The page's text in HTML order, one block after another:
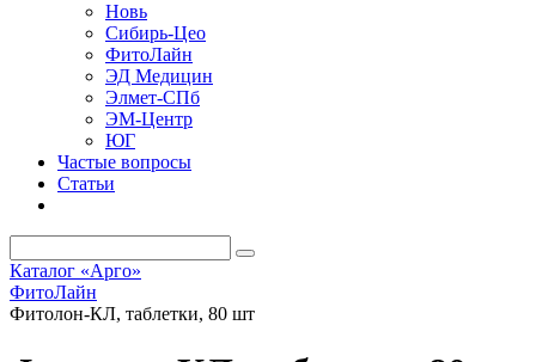
Новь
Сибирь-Цео
ФитоЛайн
ЭД Медицин
Элмет-СПб
ЭМ-Центр
ЮГ
Частые вопросы
Статьи
Каталог «Арго»
ФитоЛайн
Фитолон-КЛ, таблетки, 80 шт